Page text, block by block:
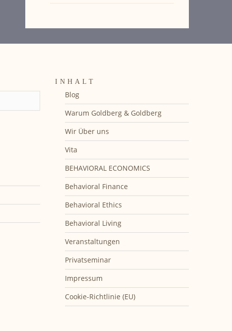
INHALT
Blog
Warum Goldberg & Goldberg
Wir Über uns
Vita
BEHAVIORAL ECONOMICS
Behavioral Finance
Behavioral Ethics
Behavioral Living
Veranstaltungen
Privatseminar
Impressum
Cookie-Richtlinie (EU)